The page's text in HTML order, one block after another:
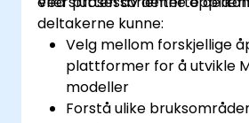
deltakerne kunne:
Velg mellom forskjellige
plattformer for å utvikle
modeller
Forstå ulike